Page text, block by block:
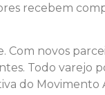
recebem
novos
Todo varejo
do Movimento